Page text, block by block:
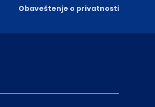
Obaveštenje o privatnosti